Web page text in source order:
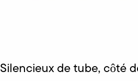
Silencieux de tube, côté